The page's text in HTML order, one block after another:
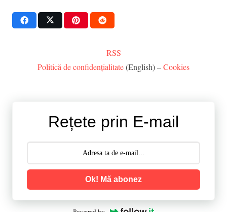
RSS
Politică de confidențialitate(English) –Cookies
Rețete prin E-mail
Ok! Mă abonez